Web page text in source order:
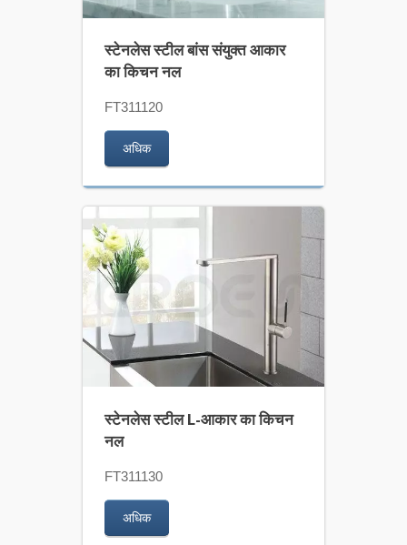
स्टेनलेस स्टील बांस संयुक्त आकार
का किचन नल
FT311120
अधिक
स्टेनलेस स्टील L-आकार का किचन
नल
FT311130
अधिक